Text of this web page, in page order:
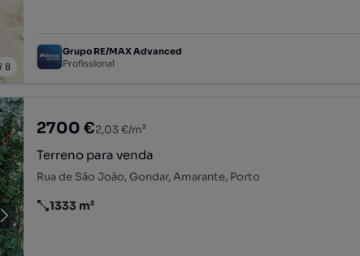
8
Grupo RE/MAX Advanced
Profissional
2700 €2,03 €/m²
Terreno para venda
Rua de São João, Gondar, Amarante, Porto
Preço por metro quadrado
1333 m²